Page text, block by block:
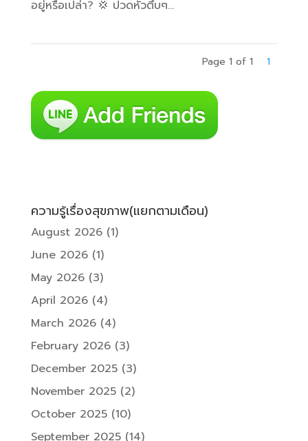
อยู่หรือเปล่า? 💢 ปวดหัวตึบๆ...
Page 1 of 1 1
ความรู้เรื่องสุขภาพ(แยกตามเดือน)
August 2026(1)
June 2026(1)
May 2026(3)
April 2026(4)
March 2026(4)
February 2026(3)
December 2025(3)
November 2025(2)
October 2025(10)
September 2025(14)